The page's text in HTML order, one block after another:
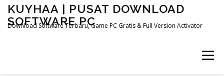
Skip
content
KUYHAA | PUSAT DOWNLOAD
SOFTWARE PC
Download Software Terbaru, Game PC Gratis & Full Version Activator
Menu